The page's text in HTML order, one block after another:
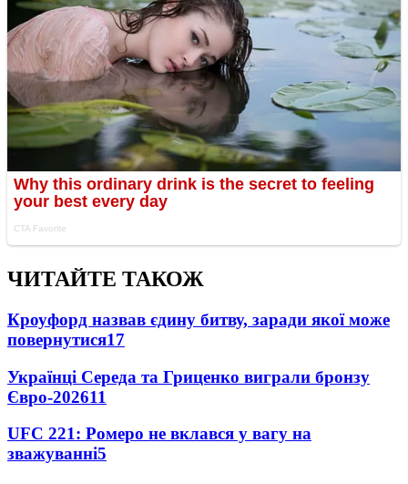
ЧИТАЙТЕ ТАКОЖ
Кроуфорд назвав єдину битву, заради якої може
повернутися17
Українці Середа та Гриценко виграли бронзу
Євро-202611
UFC 221: Ромеро не вклався у вагу на
зважуванні5